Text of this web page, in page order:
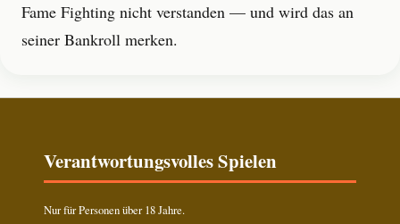
Fame Fighting nicht verstanden — und wird das an
seiner Bankroll merken.
Verantwortungsvolles Spielen
Nur für Personen über 18 Jahre.